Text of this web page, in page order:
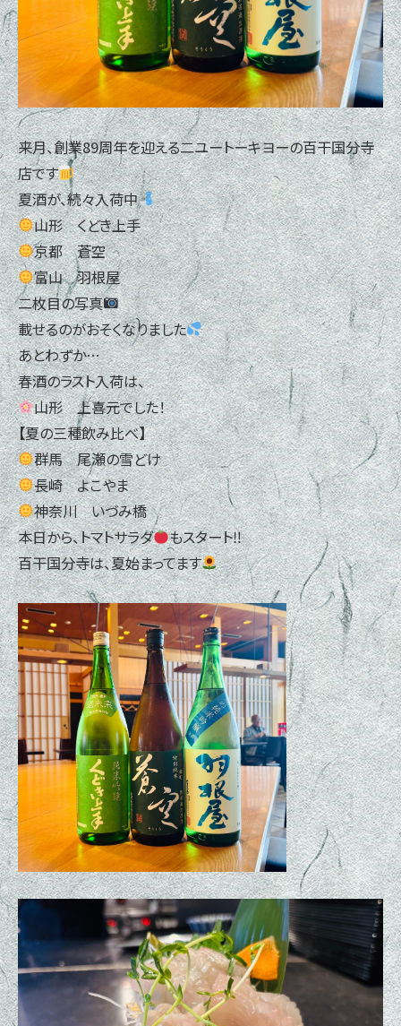
来月、創業89周年を迎える二ユートーキヨーの百干国分寺
店です
夏酒が、続々入荷中
山形 くどき上手
京都 蒼空
富山 羽根屋
二枚目の写真
載せるのがおそくなりました
あとわずか…
春酒のラスト入荷は、
山形 上喜元でした！
【夏の三種飲み比べ】
群馬 尾瀬の雪どけ
長崎 よこやま
神奈川 いづみ橋
本日から、トマトサラダ
もスタート‼
百干国分寺は、夏始まってます